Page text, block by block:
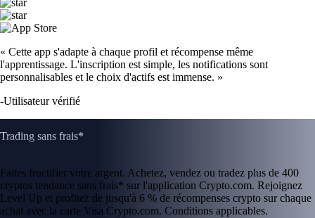
« Cette app s'adapte à chaque profil et récompense même
l'apprentissage. L'inscription est simple, les notifications sont
personnalisables et le choix d'actifs est immense. »
-Utilisateur vérifié
Trading sans frais*
Faites fructifier votre argent. Achetez, vendez ou tradez plus de 400
cryptos tendance sans frais* sur l'application Crypto.com. Rejoignez
Level Up et profitez de jusqu'à 6 % de récompenses crypto sur chaque
achat avec la carte Visa Crypto.com. Conditions applicables.